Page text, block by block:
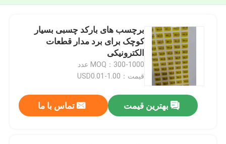
برچسب های بارکد چسبی بسیار
کوچک برای برد مدار قطعات
الکترونیکی
MOQ：300-1000 عدد
قیمت：USD0.01-1.00
بهترین قیمت تماس با ما